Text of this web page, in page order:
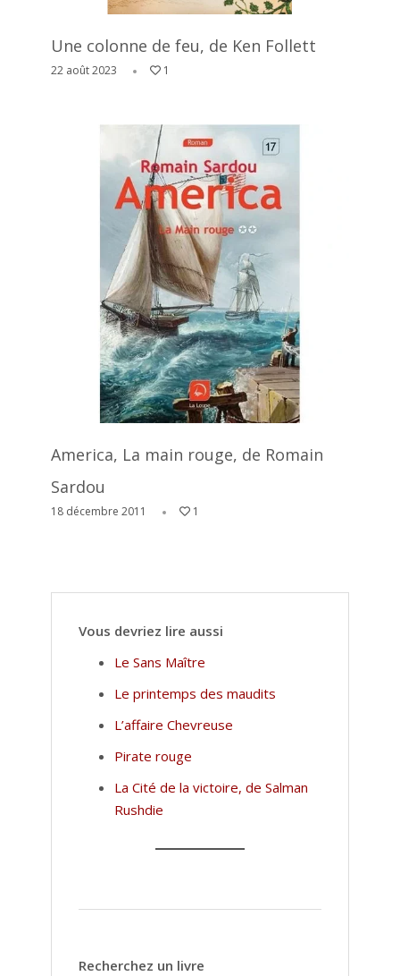
Une colonne de feu, de Ken Follett
22 août 2023 1
America, La main rouge, de Romain
Sardou
18 décembre 2011 1
Vous devriez lire aussi
Le Sans Maître
Le printemps des maudits
L’affaire Chevreuse
Pirate rouge
La Cité de la victoire, de Salman
Rushdie
Recherchez un livre